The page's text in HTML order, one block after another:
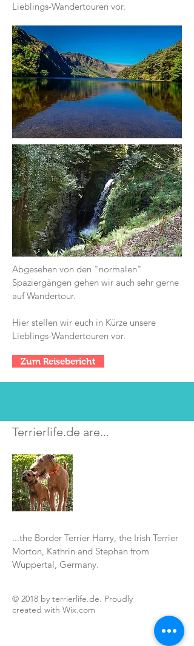
Lieblings-Wandertouren vor.
Abgesehen von den "normalen"
Spaziergängen gehen wir auch sehr gerne
auf Wandertour.
Hier stellen wir euch in Kürze unsere
Lieblings-Wandertouren vor.
Zum Reisebericht
Terrierlife.de are...
...the Border Terrier Harry, the Irish Terrier
Morton, Kathrin and Stephan from
Wuppertal, Germany.
© 2018 by terrierlife.de. Proudly
created with Wix.com